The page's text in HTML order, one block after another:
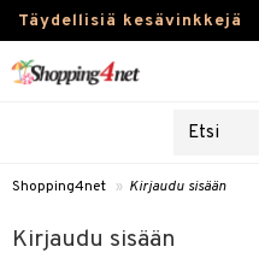
Täydellisiä kesävinkkejä
Piilolinssit
Luontaistuotteet
Shopping4net » Kirjaudu sisään
Kirjaudu sisään
sisään